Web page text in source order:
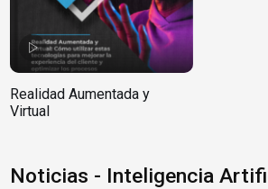
Realidad Aumentada y
Virtual
Noticias - Inteligencia